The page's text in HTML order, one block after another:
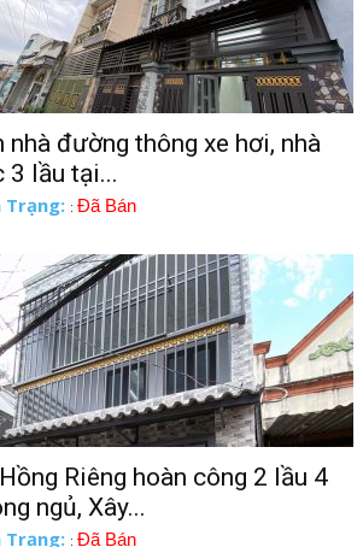
nhà đường thông xe hơi, nhà
3 lầu tại...
Trạng: : Đã Bán
Riêng hoàn công 2 lầu 4
ngủ, Xây...
Trạng: : Đã Bán